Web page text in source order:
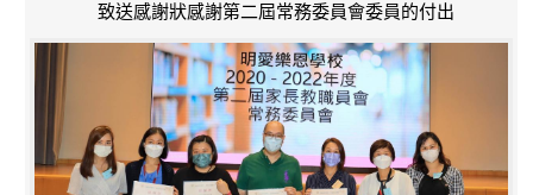
致送感謝狀感謝第二屆常務委員會委員的付出